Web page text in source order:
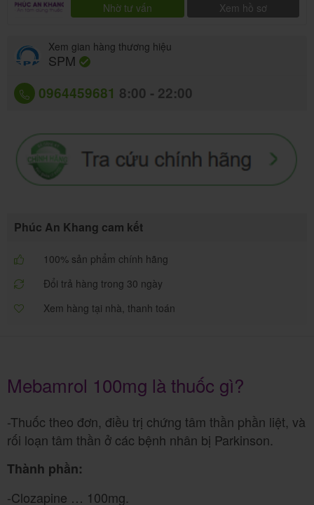
Nhờ tư vấn
Xem hồ sơ
0964459681 8:00 - 22:00
Xem gian hàng thương hiệu
SPM
Phúc An Khang cam kết
100% sản phẩm chính hãng
Đổi trả hàng trong 30 ngày
Xem hàng tại nhà, thanh toán
Mebamrol 100mg là thuốc gì?
-Thuốc theo đơn, điều trị chứng tâm thần phần liệt, và
rối loạn tâm thần ở các bệnh nhân bị Parkinson.
Thành phần:
-Clozapine … 100mg.